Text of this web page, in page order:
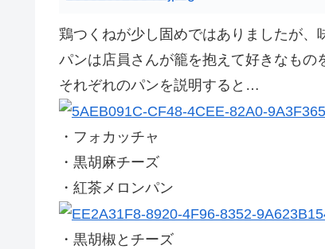
鶏つくねが少し固めではありましたが、
パンは店員さんが籠を抱えて好きなもの
それぞれのパンを説明すると…
・フォカッチャ
・黒胡麻チーズ
・紅茶メロンパン
・黒胡椒とチーズ